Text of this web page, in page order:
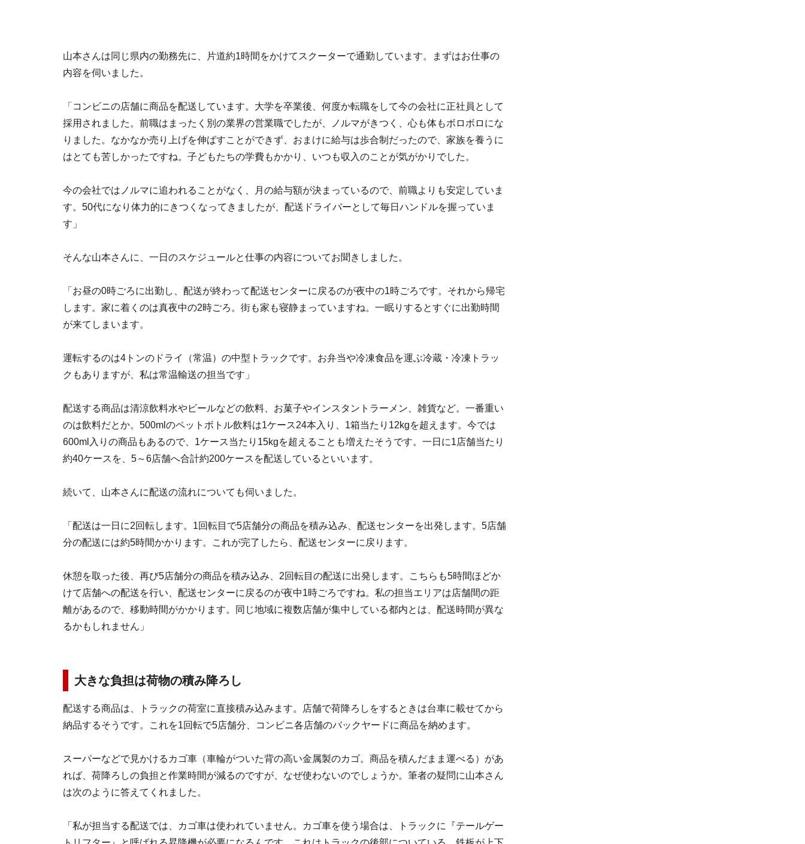
山本さんは同じ県内の勤務先に、片道約1時間をかけてスクーターで通勤しています。まずはお仕事の
内容を伺いました。
「コンビニの店舗に商品を配送しています。大学を卒業後、何度か転職をして今の会社に正社員として
採用されました。前職はまったく別の業界の営業職でしたが、ノルマがきつく、心も体もボロボロにな
りました。なかなか売り上げを伸ばすことができず、おまけに給与は歩合制だったので、家族を養うに
はとても苦しかったですね。子どもたちの学費もかかり、いつも収入のことが気がかりでした。
今の会社ではノルマに追われることがなく、月の給与額が決まっているので、前職よりも安定していま
す。50代になり体力的にきつくなってきましたが、配送ドライバーとして毎日ハンドルを握っていま
す」
そんな山本さんに、一日のスケジュールと仕事の内容についてお聞きしました。
「お昼の0時ごろに出勤し、配送が終わって配送センターに戻るのが夜中の1時ごろです。それから帰宅
します。家に着くのは真夜中の2時ごろ。街も家も寝静まっていますね。一眠りするとすぐに出勤時間
が来てしまいます。
運転するのは4トンのドライ（常温）の中型トラックです。お弁当や冷凍食品を運ぶ冷蔵・冷凍トラッ
クもありますが、私は常温輸送の担当です」
配送する商品は清涼飲料水やビールなどの飲料、お菓子やインスタントラーメン、雑貨など。一番重い
のは飲料だとか。500mlのペットボトル飲料は1ケース24本入り、1箱当たり12kgを超えます。今では
600ml入りの商品もあるので、1ケース当たり15kgを超えることも増えたそうです。一日に1店舗当たり
約40ケースを、5～6店舗へ合計約200ケースを配送しているといいます。
続いて、山本さんに配送の流れについても伺いました。
「配送は一日に2回転します。1回転目で5店舗分の商品を積み込み、配送センターを出発します。5店舗
分の配送には約5時間かかります。これが完了したら、配送センターに戻ります。
休憩を取った後、再び5店舗分の商品を積み込み、2回転目の配送に出発します。こちらも5時間ほどか
けて店舗への配送を行い、配送センターに戻るのが夜中1時ごろですね。私の担当エリアは店舗間の距
離があるので、移動時間がかかります。同じ地域に複数店舗が集中している都内とは、配送時間が異な
るかもしれません」
大きな負担は荷物の積み降ろし
配送する商品は、トラックの荷室に直接積み込みます。店舗で荷降ろしをするときは台車に載せてから
納品するそうです。これを1回転で5店舗分、コンビニ各店舗のバックヤードに商品を納めます。
スーパーなどで見かけるカゴ車（車輪がついた背の高い金属製のカゴ。商品を積んだまま運べる）があ
れば、荷降ろしの負担と作業時間が減るのですが、なぜ使わないのでしょうか。筆者の疑問に山本さん
は次のように答えてくれました。
「私が担当する配送では、カゴ車は使われていません。カゴ車を使う場合は、トラックに『テールゲー